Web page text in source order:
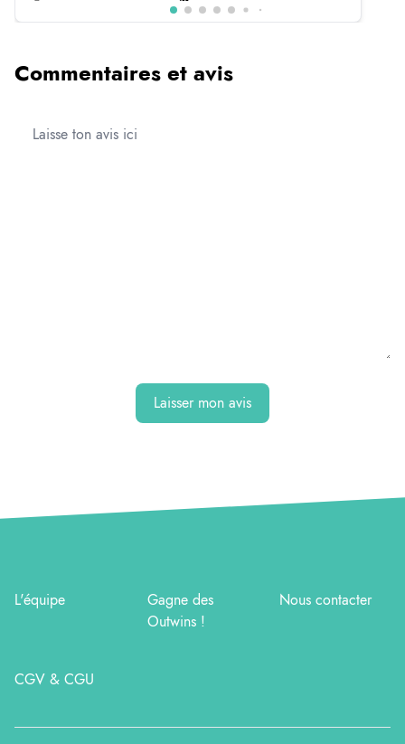
Commentaires et avis
Laisser mon avis
L'équipe
Gagne des
Outwins !
Nous contacter
CGV & CGU